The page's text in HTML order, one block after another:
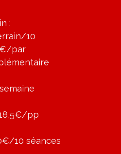
:
10
par
pp
10 séances